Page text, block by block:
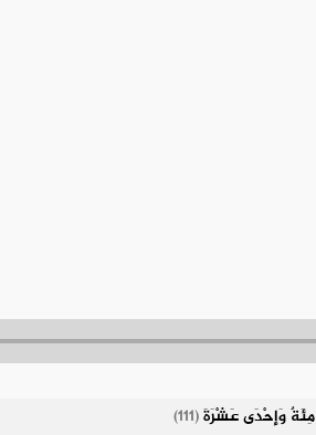
مِئَةٌ وَإِحْدَى عَشْرَةَ(111)